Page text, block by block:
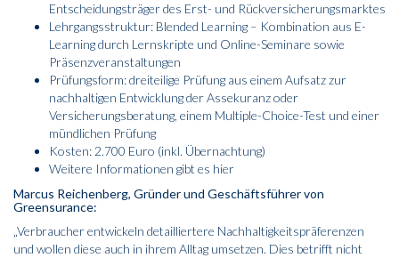
Entscheidungsträger des Erst- und Rückversicherungsmarktes
Lehrgangsstruktur: Blended Learning – Kombination aus E-
Learning durch Lernskripte und Online-Seminare sowie
Präsenzveranstaltungen
Prüfungsform: dreiteilige Prüfung aus einem Aufsatz zur
nachhaltigen Entwicklung der Assekuranz oder
Versicherungsberatung, einem Multiple-Choice-Test und einer
mündlichen Prüfung
Kosten: 2.700 Euro (inkl. Übernachtung)
Weitere Informationen gibt es hier
Marcus Reichenberg, Gründer und Geschäftsführer von
Greensurance:
„Verbraucher entwickeln detailliertere Nachhaltigkeitspräferenzen
und wollen diese auch in ihrem Alltag umsetzen. Dies betrifft nicht